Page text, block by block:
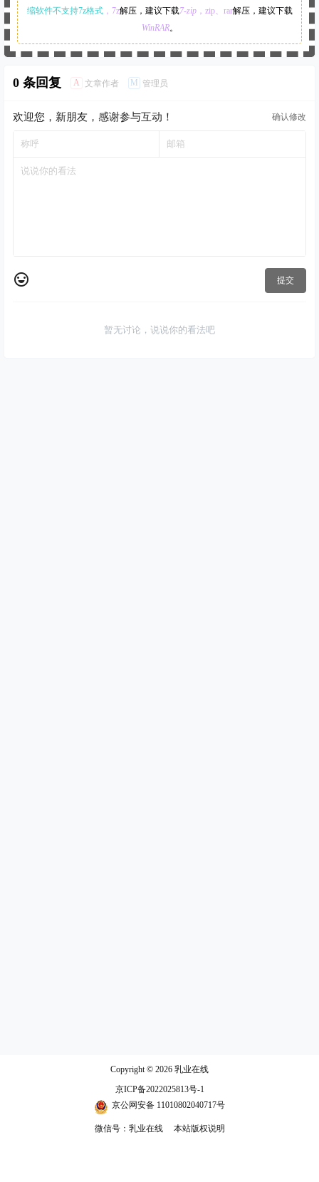
缩软件不支持7z格式，7z解压，建议下载7-zip，zip、rar解压，建议下载
WinRAR。
0 条回复 A 文章作者 M 管理员
欢迎您，新朋友，感谢参与互动！ 确认修改
提交
暂无讨论，说说你的看法吧
Copyright © 2026 乳业在线
京ICP备2022025813号-1
京公网安备 11010802040717号
微信号：乳业在线 本站版权说明